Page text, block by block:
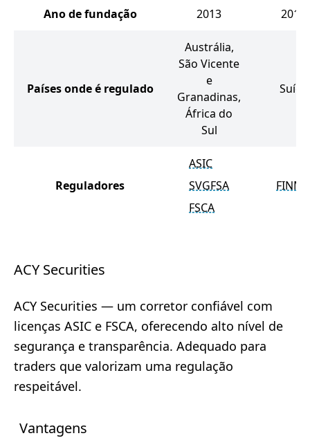
Ano de fundação 2013 2010
Países onde é regulado
Austrália,
São Vicente
e
Granadinas,
África do
Sul
Suíça
Reguladores
ASIC
SVGFSA
FSCA
FINMA
ACY Securities
ACY Securities — um corretor confiável com
licenças ASIC e FSCA, oferecendo alto nível de
segurança e transparência. Adequado para
traders que valorizam uma regulação
respeitável.
Vantagens